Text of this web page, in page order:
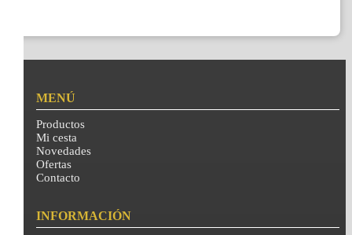
MENÚ
Productos
Mi cesta
Novedades
Ofertas
Contacto
INFORMACIÓN